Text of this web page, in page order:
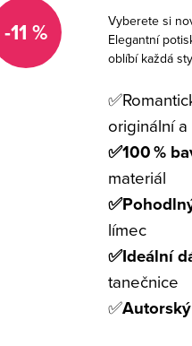
-11 %
Vyberete si
Elegantní
oblíbí každá
✅
originální
✅100 %
materiál
✅
límec
✅Ideální
tanečnice
✅